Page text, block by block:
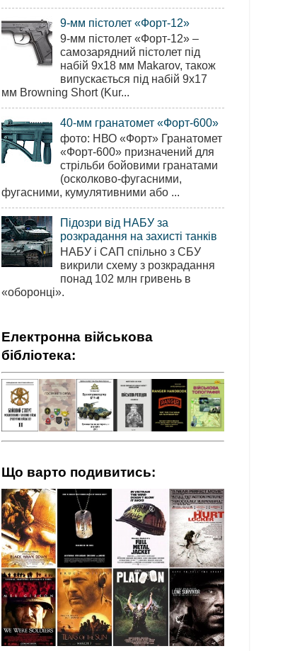
9-мм пістолет «Форт-12»
9-мм пістолет «Форт-12» –
самозарядний пістолет під
набій 9х18 мм Makarov, також
випускається під набій 9х17
мм Browning Short (Kur...
40-мм гранатомет «Форт-600»
фото: НВО «Форт» Гранатомет
«Форт-600» призначений для
стрільби бойовими гранатами
(осколково-фугасними,
фугасними, кумулятивними або ...
Підозри від НАБУ за
розкрадання на захисті танків
НАБУ і САП спільно з СБУ
викрили схему з розкрадання
понад 102 млн гривень в
«оборонці».
Електронна військова
бібліотека:
Що варто подивитись: